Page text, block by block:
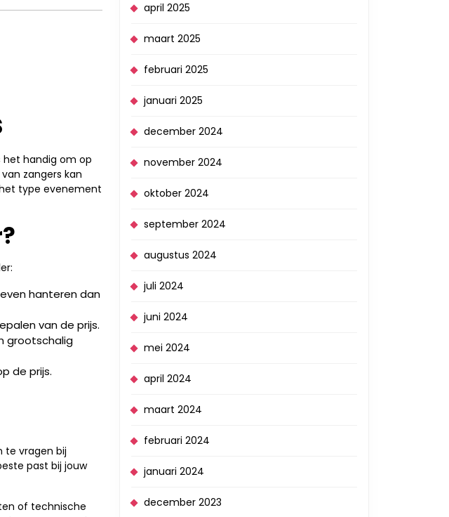
het handig om op
zangers kan
type evenement
hanteren dan
van de prijs.
grootschalig
de prijs.
te vragen bij
past bij jouw
of technische
april 2025
maart 2025
februari 2025
januari 2025
december 2024
november 2024
oktober 2024
september 2024
augustus 2024
juli 2024
juni 2024
mei 2024
april 2024
maart 2024
februari 2024
januari 2024
december 2023